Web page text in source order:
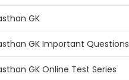
GK
GK Important Questions
GK Online Test Series